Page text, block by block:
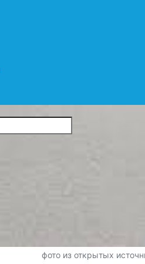
фото из открытых